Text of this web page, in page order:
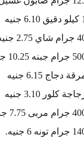
1 كيلو دقيق 6.10 جنيه
2.75 جنيه
جبنه 10.25 جنيه
دجاج 6.15 جنيه
كلور 3.10 جنيه
مربى 7.75 جنيه
تونه 6 جنيه.